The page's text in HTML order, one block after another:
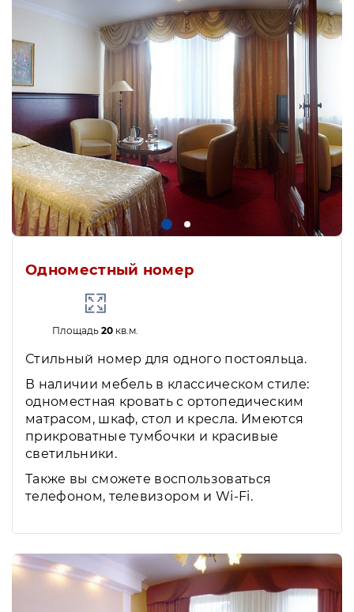
Одноместный номер
Площадь20 кв.м.
Стильный номер для одного постояльца.
В наличии мебель в классическом стиле:
одноместная кровать с ортопедическим
матрасом, шкаф, стол и кресла. Имеются
прикроватные тумбочки и красивые
светильники.
Также вы сможете воспользоваться
телефоном, телевизором и Wi-Fi.